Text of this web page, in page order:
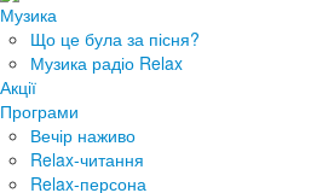
Музика
Що це була за пісня?
Музика радіо Relax
Акції
Програми
Вечір наживо
Relax-читання
Relax-персона